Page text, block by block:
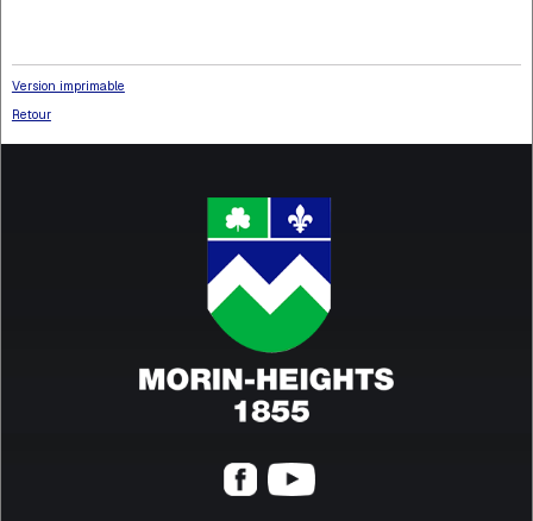
Version imprimable
Retour